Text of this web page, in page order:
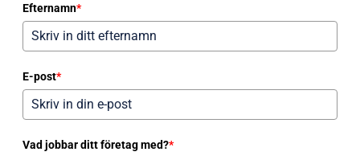
Efternamn*
E-post*
Vad jobbar ditt företag med?*